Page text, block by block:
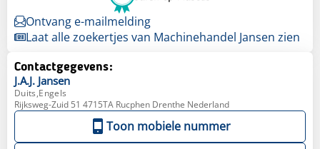
Ontvang e-mailmelding
Laat alle zoekertjes van Machinehandel Jansen zien
Contactgegevens:
J.A.J. Jansen
Duits,Engels
Rijksweg-Zuid 51 4715TA Rucphen Drenthe Nederland
Toon mobiele nummer